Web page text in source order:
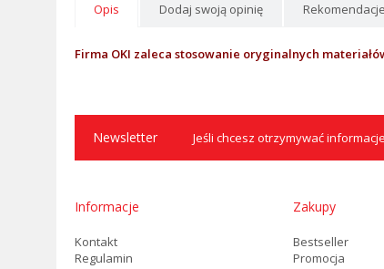
Opis Dodaj swoją opinię Rekomendacje
Firma OKI zaleca stosowanie oryginalnych
Newsletter Jeśli chcesz otrzymywać
Informacje
Kontakt
Regulamin
Zakupy
Bestseller
Promocja